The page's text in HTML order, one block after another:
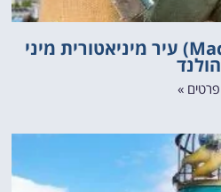
מדורודם (Madurodam) עיר מיניאטורית מיני
הולנד
פרטים »